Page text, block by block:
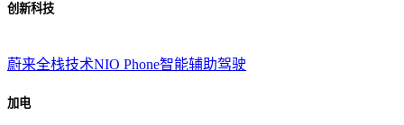
创新科技
蔚来全栈技术NIO Phone智能辅助驾驶
加电